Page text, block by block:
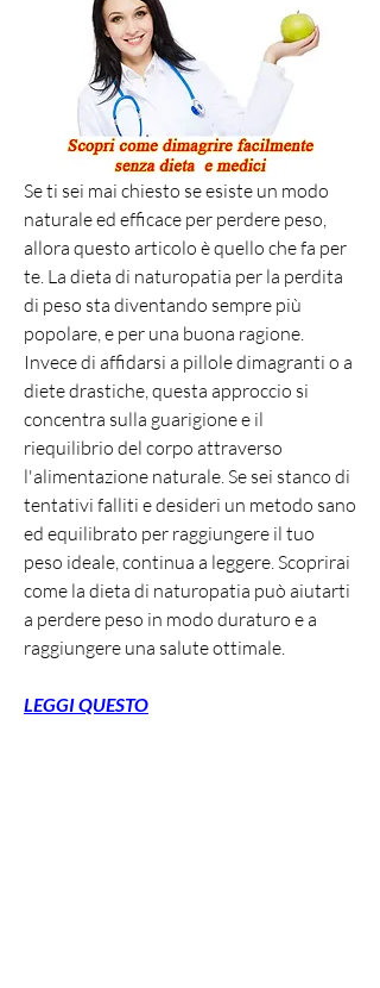
Se ti sei mai chiesto se esiste un modo
naturale ed efficace per perdere peso,
allora questo articolo è quello che fa per
te. La dieta di naturopatia per la perdita
di peso sta diventando sempre più
popolare, e per una buona ragione.
Invece di affidarsi a pillole dimagranti o a
diete drastiche, questa approccio si
concentra sulla guarigione e il
riequilibrio del corpo attraverso
l'alimentazione naturale. Se sei stanco di
tentativi falliti e desideri un metodo sano
ed equilibrato per raggiungere il tuo
peso ideale, continua a leggere. Scoprirai
come la dieta di naturopatia può aiutarti
a perdere peso in modo duraturo e a
raggiungere una salute ottimale.
LEGGI QUESTO